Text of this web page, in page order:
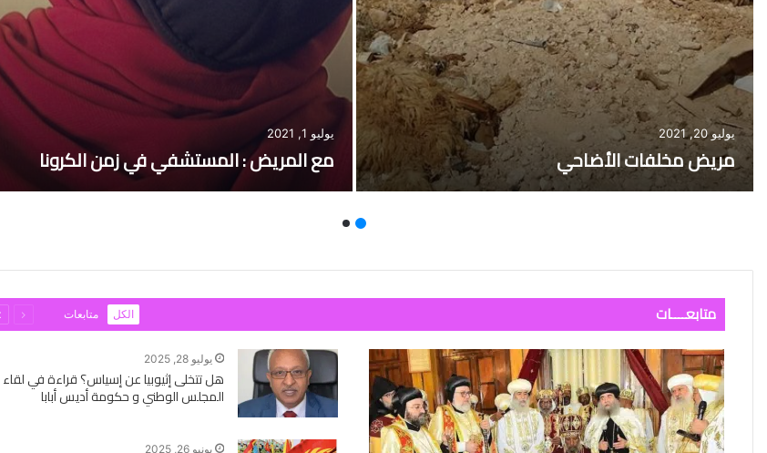
يوليو 20, 2021
مريض مخلفات الأضاحي
يوليو 1, 2021
مع المريض : المستشفي في زمن الكرونا
متابعــــات الكل متابعات
السابقة
الصفحة
التالية
يوليو 28, 2025
هل تتخلى إثيوبيا عن إسياس؟ قراءة في لقاء
المجلس الوطني و حكومة أديس أبابا
يونيو 26, 2025